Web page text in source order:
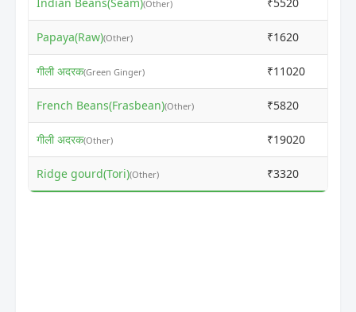
(Other)
Papaya(Raw)(Other) ₹1620
गीली अदरक(Green Ginger) ₹11020
French Beans(Frasbean)(Other) ₹5820
गीली अदरक(Other) ₹19020
Ridge gourd(Tori)(Other) ₹3320